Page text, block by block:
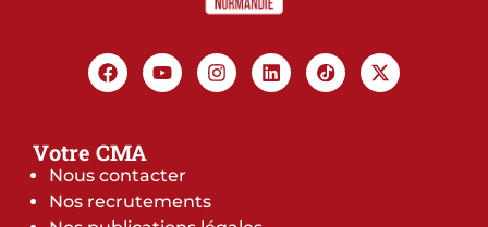
Votre CMA
Nous contacter
Nos recrutements